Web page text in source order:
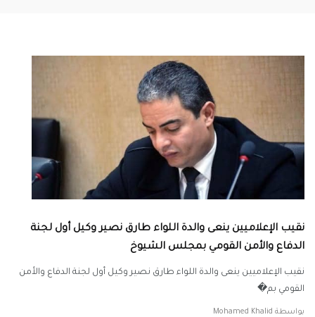
نقيب الإعلاميين ينعى والدة اللواء طارق نصير وكيل أول لجنة
الدفاع والأمن القومي بمجلس الشيوخ
نقيب الإعلاميين ينعى والدة اللواء طارق نصير وكيل أول لجنة الدفاع والأمن
القومي بم�
بواسطة Mohamed Khalid